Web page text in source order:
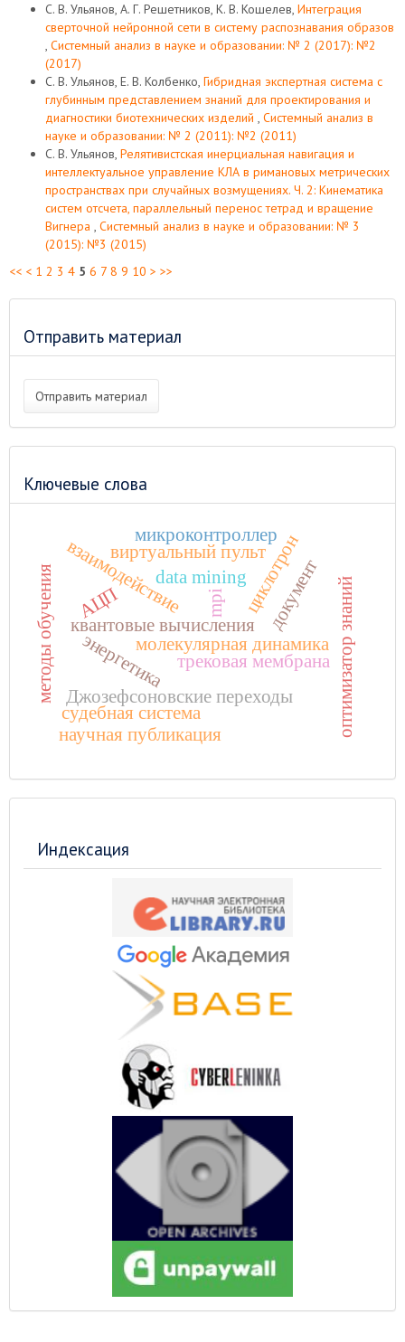
С. В. Ульянов, А. Г. Решетников, К. В. Кошелев, Интеграция
сверточной нейронной сети в систему распознавания образов
, Системный анализ в науке и образовании: № 2 (2017): №2
(2017)
С. В. Ульянов, Е. В. Колбенко, Гибридная экспертная система с
глубинным представлением знаний для проектирования и
диагностики биотехнических изделий , Системный анализ в
науке и образовании: № 2 (2011): №2 (2011)
С. В. Ульянов, Релятивистская инерциальная навигация и
интеллектуальное управление КЛА в римановых метрических
пространствах при случайных возмущениях. Ч. 2: Кинематика
систем отсчета, параллельный перенос тетрад и вращение
Вигнера , Системный анализ в науке и образовании: № 3
(2015): №3 (2015)
<< < 1 2 3 4 5 6 7 8 9 10 > >>
Отправить материал
Отправить материал
Ключевые слова
квантовые вычисления
взаимодействие
энергетика
виртуальный пульт
молекулярная динамика
mpi
Джозефсоновские переходы
судебная система
документ
научная публикация оптимизатор знаний
data mining
трековая мембрана
циклотрон
АЦП
микроконтроллер
методы обучения
Индексация